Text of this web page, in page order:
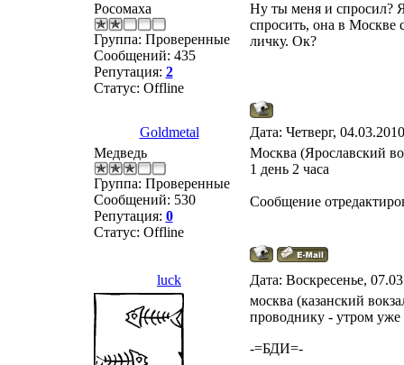
Росомаха
Группа: Проверенные
Сообщений: 435
Репутация: 2
Статус: Offline
Ну ты меня и спросил?
спросить, она в Москве
личку. Ок?
Goldmetal
Дата: Четверг,
Медведь
Группа: Проверенные
Сообщений: 530
Репутация: 0
Статус: Offline
Москва (Ярославский
1 день 2 часа
Сообщение
luck Дата: Воскресенье,
москва (казанский
проводнику - утром уже
-=БДИ=-